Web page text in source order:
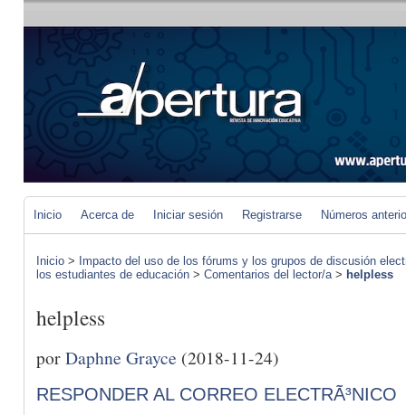
Inicio Acerca de Iniciar sesión Registrarse Números
Inicio > Impacto del uso de los fórums y los grupos de discusión
los estudiantes de educación > Comentarios del lector/a> helpless
helpless
porDaphne Grayce (2018-11-24)
RESPONDER AL CORREO ELECTRÃ³NICO